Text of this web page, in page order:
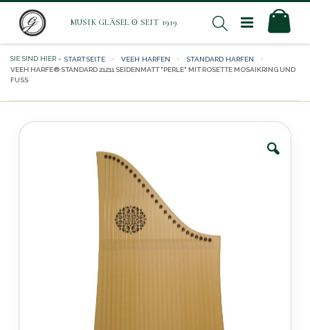
Direkt
zum
Suche
STARTSEITE VEEH HARFEN
STANDARD HARFEN
VEEH HARFE® STANDARD 21211 SEIDENMATT "PERLE" MIT ROSETTE MOSAIKRING UND
FUSS